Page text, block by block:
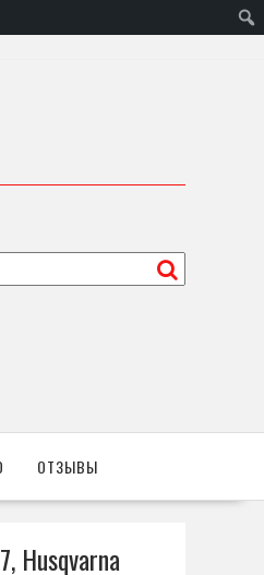
ОТЗЫВЫ
Husqvarna